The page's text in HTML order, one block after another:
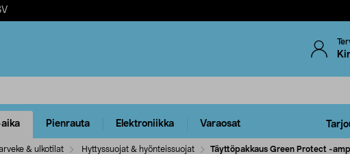
Pienrauta Elektroniikka Varaosat
& ulkotilat Hyttyssuojat & hyönteissuojat Täyttöpakkaus Green Protect -